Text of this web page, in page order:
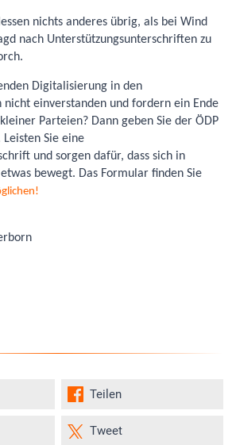
nichts anderes übrig, als bei Wind
nach Unterstützungsunterschriften zu
Digitalisierung in den
nicht einverstanden und fordern ein Ende
Parteien? Dann geben Sie der ÖDP
Leisten Sie eine
und sorgen dafür, dass sich in
bewegt. Das Formular finden Sie
Teilen
Tweet